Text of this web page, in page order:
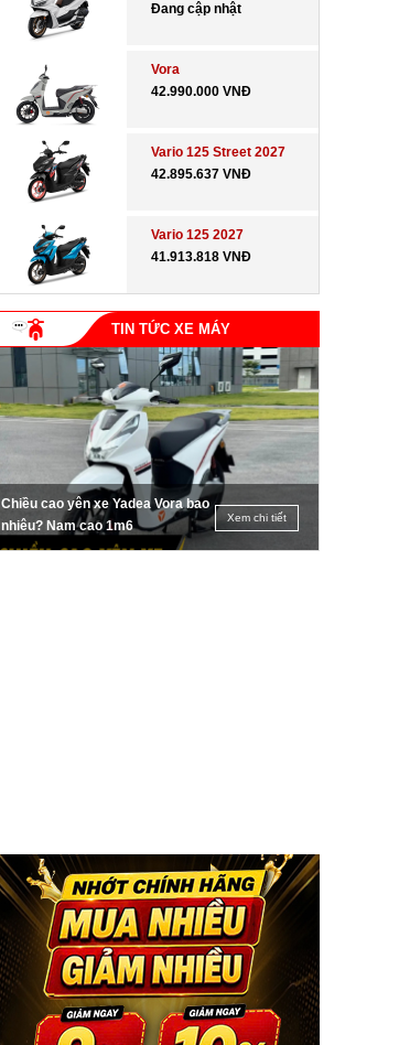
Đang cập nhật
Vora
42.990.000 VNĐ
Vario 125 Street 2027
42.895.637 VNĐ
Vario 125 2027
41.913.818 VNĐ
TIN TỨC XE MÁY
Chiều cao yên xe Yadea Vora bao
nhiêu? Nam cao 1m6
Xem chi tiết